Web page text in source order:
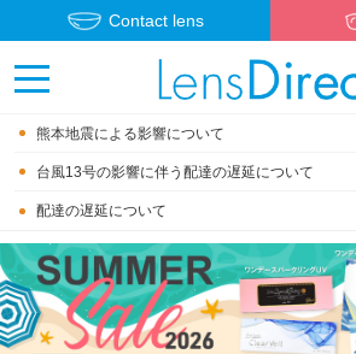
Contact lens
熊本地震による影響について
台風13号の影響に伴う配達の遅延について
配達の遅延について